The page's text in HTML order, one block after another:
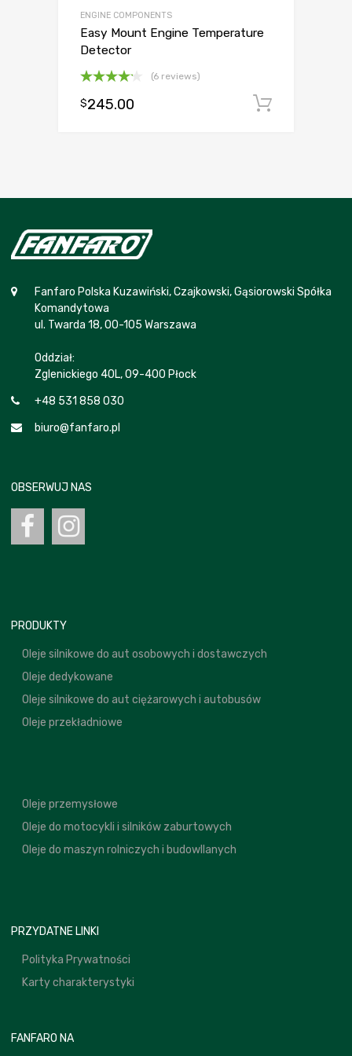
ENGINE COMPONENTS
Easy Mount Engine Temperature
Detector
4.17na
(6 reviews)
$245.00
Fanfaro Polska Kuzawiński, Czajkowski, Gąsiorowski Spółka
Komandytowa
ul. Twarda 18, 00-105 Warszawa
Oddział:
Zglenickiego 40L, 09-400 Płock
+48 531 858 030
biuro@fanfaro.pl
OBSERWUJ NAS
PRODUKTY
Oleje silnikowe do aut osobowych i dostawczych
Oleje dedykowane
Oleje silnikowe do aut ciężarowych i autobusów
Oleje przekładniowe
Oleje przemysłowe
Oleje do motocykli i silników zaburtowych
Oleje do maszyn rolniczych i budowllanych
PRZYDATNE LINKI
Polityka Prywatności
Karty charakterystyki
FANFARO NA